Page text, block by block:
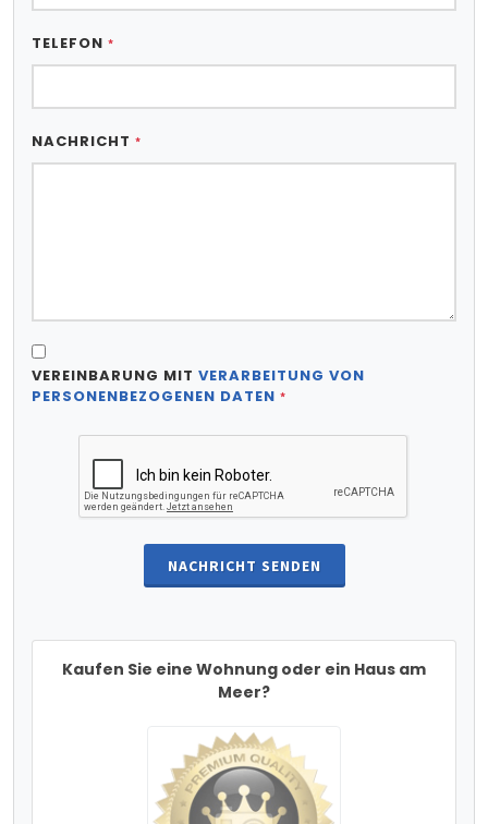
TELEFON *
NACHRICHT *
VEREINBARUNG MIT VERARBEITUNG VON
PERSONENBEZOGENEN DATEN *
NACHRICHT SENDEN
Kaufen Sie eine Wohnung oder ein Haus am
Meer?